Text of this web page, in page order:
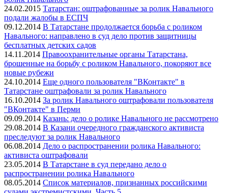
24.02.2015 Татарстан: оштрафованные за ролик Навального
подали жалобы в ЕСПЧ
09.12.2014 В Татарстане продолжается борьба с роликом
Навального: направлено в суд дело против защитницы
бесплатных детских садов
14.11.2014 Правоохранительные органы Татарстана,
брошенные на борьбу с роликом Навального, покоряют все
новые рубежи
24.10.2014 Еще одного пользователя "ВКонтакте" в
Татарстане оштрафовали за ролик Навального
16.10.2014 За ролик Навального оштрафовали пользователя
"ВКонтакте" в Перми
09.09.2014 Казань: дело о ролике Навального не рассмотрено
29.08.2014 В Казани очередного гражданского активиста
преследуют за ролик Навального
06.08.2014 Дело о распространении ролика Навального:
активиста оштрафовали
23.05.2014 В Татарстане в суд передано дело о
распространении ролика Навального
08.05.2014 Список материалов, признанных российскими